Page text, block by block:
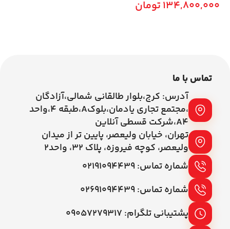
134,800,000تومان
تماس با ما
آدرس: کرج،بلوار طالقانی شمالی،آزادگان
،مجتمع تجاری یادمان،بلوکA،طبقه ۴،واحد
A4،شرکت قسطی آنلاین
تهران، خیابان ولیعصر، پایین تر از میدان
ولیعصر، کوچه فیروزه، پلاک 32، واحد2
شماره تماس: ۰۲۱۹۱۰۹۴۴۳۹
شماره تماس: ۰۲۶۹۱۰۹۴۴۳۹
پشتیبانی تلگرام: ۰۹۰۵۷۲۷۹۳۱۷